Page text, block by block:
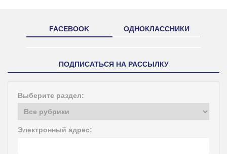
FACEBOOK ОДНОКЛАССНИКИ
ПОДПИСАТЬСЯ НА РАССЫЛКУ
Выберите раздел:
Электронный адрес: